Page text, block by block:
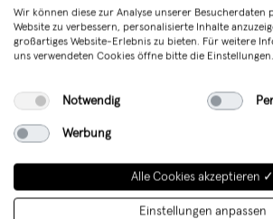
EINFACHDESIGN,
verkauft seit November
Wir können diese zur Analyse unserer Besucherdaten
Website zu verbessern, personalisierte Inhalte
großartiges Website-Erlebnis zu bieten. Für weitere
uns verwendeten Cookies öffne bitte die Einstellungen.
Notwendig
Werbung
Alle Cookies akzeptieren ✓
Einstellungen anpassen